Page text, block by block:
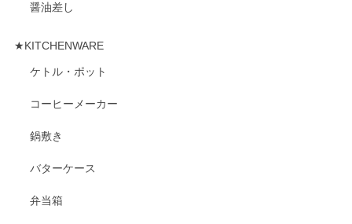
醤油差し
★KITCHENWARE
ケトル・ポット
コーヒーメーカー
鍋敷き
バターケース
弁当箱